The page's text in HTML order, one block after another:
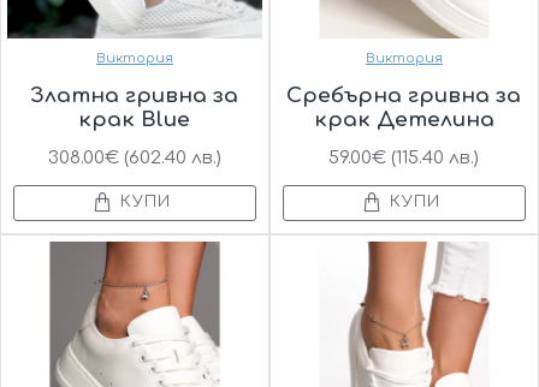
Виктория
Златна гривна за
крак Blue
308.00€ (602.40 лв.)
КУПИ
Виктория
Сребърна гривна за
крак Детелина
59.00€ (115.40 лв.)
КУПИ